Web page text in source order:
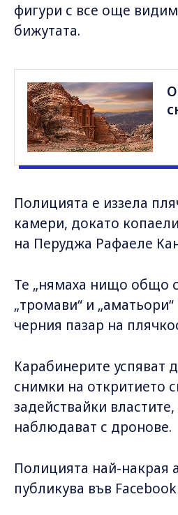
фигури с все още
бижутата.
Полицията е иззела
камери, докато
на Перуджа Рафаеле
Те „нямаха нищо общо
„тромави“ и
черния пазар на
Карабинерите успяват
снимки на откритието
задействайки
наблюдават с дронове.
Полицията най-накрая
публикува във